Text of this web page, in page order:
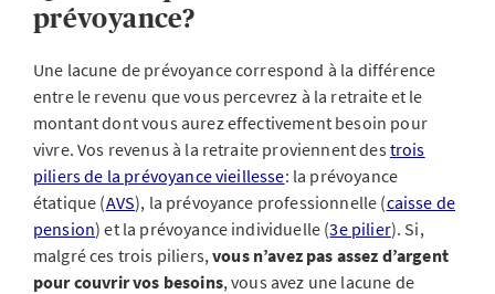
prévoyance?
Une lacune de prévoyance correspond à la différence
entre le revenu que vous percevrez à la retraite et le
montant dont vous aurez effectivement besoin pour
vivre. Vos revenus à la retraite proviennent destrois
piliers de la prévoyance vieillesse: la prévoyance
étatique (AVS), la prévoyance professionnelle (caisse de
pension) et la prévoyance individuelle (3e pilier). Si,
malgré ces trois piliers,vous n’avez pas assez d’argent
pour couvrir vos besoins, vous avez une lacune de